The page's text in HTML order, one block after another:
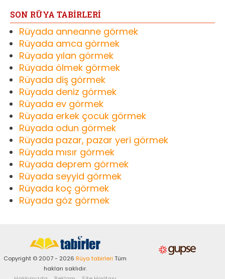
SON RÜYA TABİRLERİ
Rüyada anneanne görmek
Rüyada amca görmek
Rüyada yılan görmek
Rüyada ölmek görmek
Rüyada diş görmek
Rüyada deniz görmek
Rüyada ev görmek
Rüyada erkek çocuk görmek
Rüyada odun görmek
Rüyada pazar, pazar yeri görmek
Rüyada mısır görmek
Rüyada deprem görmek
Rüyada seyyid görmek
Rüyada koç görmek
Rüyada göz görmek
Copyright © 2007 - 2026 Rüya tabirleri Tüm
hakları saklıdır.